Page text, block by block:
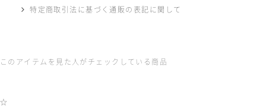
特定商取引法に基づく通販の表記に関して
このアイテムを見た人がチェックしている商品
☆